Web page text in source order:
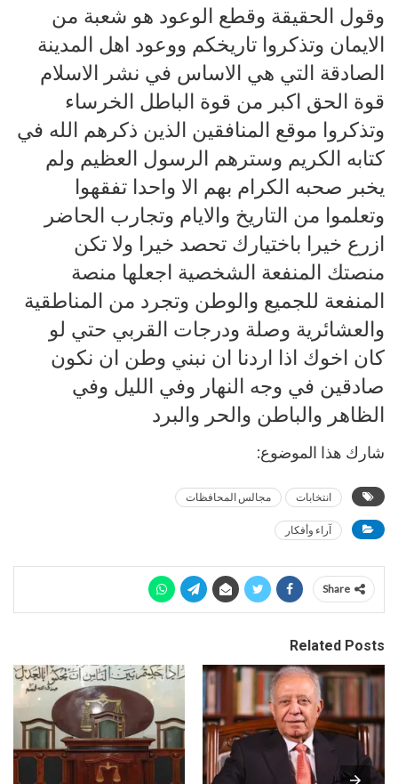
وقول الحقيقة وقطع الوعود هو شعبة من
الايمان وتذكروا تاريخكم ووعود اهل المدينة
الصادقة التي هي الاساس في نشر الاسلام
قوة الحق اكبر من قوة الباطل الخرساء
وتذكروا موقع المنافقين الذين ذكرهم الله في
كتابه الكريم وسترهم الرسول العظيم ولم
يخبر صحبه الكرام بهم الا واحدا تفقهوا
وتعلموا من التاريخ والايام وتجارب الحاضر
ازرع خيرا باختيارك تحصد خيرا ولا تكن
منصتك المنفعة الشخصية اجعلها منصة
المنفعة للجميع والوطن وتجرد من المناطقية
والعشائرية وصلة ودرجات القربي حتي لو
كان اخوك اذا اردنا ان نبني وطن ان نكون
صادقين في وجه النهار وفي الليل وفي
الظاهر والباطن والحر والبرد
شارك هذا الموضوع:
انتخابات مجالس المحافظات
آراء وأفكار
Share
Related Posts